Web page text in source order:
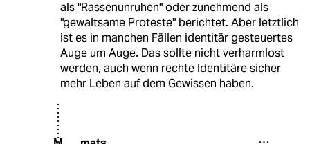
als "Rassenunruhen" oder zunehmend als
"gewaltsame Proteste" berichtet. Aber letztlich
ist es in manchen Fällen identitär gesteuertes
Auge um Auge. Das sollte nicht verharmlost
werden, auch wenn rechte Identitäre sicher
mehr Leben auf dem Gewissen haben.